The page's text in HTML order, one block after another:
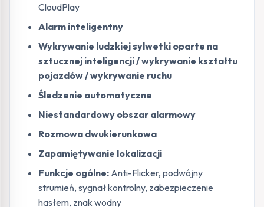
CloudPlay
Alarm inteligentny
Wykrywanie ludzkiej sylwetki oparte na
sztucznej inteligencji / wykrywanie kształtu
pojazdów / wykrywanie ruchu
Śledzenie automatyczne
Niestandardowy obszar alarmowy
Rozmowa dwukierunkowa
Zapamiętywanie lokalizacji
Funkcje ogólne: Anti-Flicker, podwójny
strumień, sygnał kontrolny, zabezpieczenie
hasłem, znak wodny